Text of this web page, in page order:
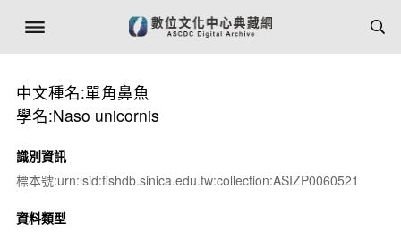
中文種名:單角鼻魚
學名:Naso unicornis
識別資訊
標本號:urn:lsid:fishdb.sinica.edu.tw:collection:ASIZP0060521
資料類型